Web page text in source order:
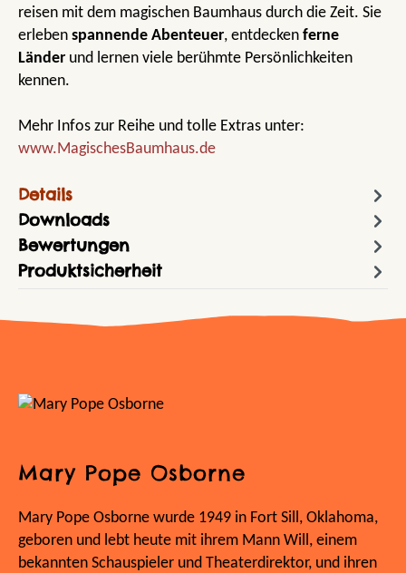
reisen mit dem magischen Baumhaus durch die Zeit. Sie
erleben spannende Abenteuer, entdecken ferne
Länder und lernen viele berühmte Persönlichkeiten
kennen.
Mehr Infos zur Reihe und tolle Extras unter:
www.MagischesBaumhaus.de
Details
Downloads
Bewertungen
Produktsicherheit
Mary Pope Osborne
Mary Pope Osborne wurde 1949 in Fort Sill, Oklahoma,
geboren und lebt heute mit ihrem Mann Will, einem
bekannten Schauspieler und Theaterdirektor, und ihren